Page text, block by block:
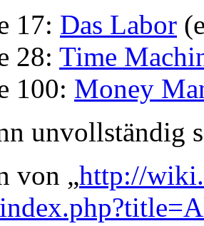
17: Das Labor
28: Time
100: Money
unvollständig
von „http://